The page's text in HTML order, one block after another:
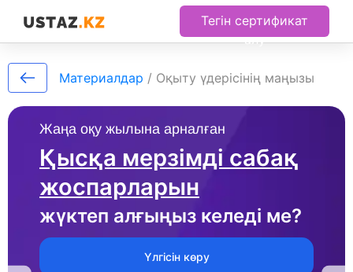
Тегін сертификат
алу
Жаңа оқу жылына арналған
Қысқа мерзімді сабақ
жоспарларын
жүктеп алғыңыз келеді ме?
Үлгісін көру
Материалдар / Оқыту үдерісінің маңызы